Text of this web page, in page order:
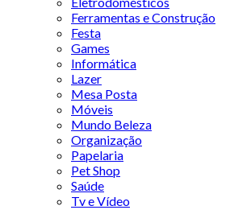
Ferramentas e Construção
Festa
Games
Informática
Lazer
Mesa Posta
Móveis
Mundo Beleza
Organização
Papelaria
Pet Shop
Saúde
Tv e Vídeo